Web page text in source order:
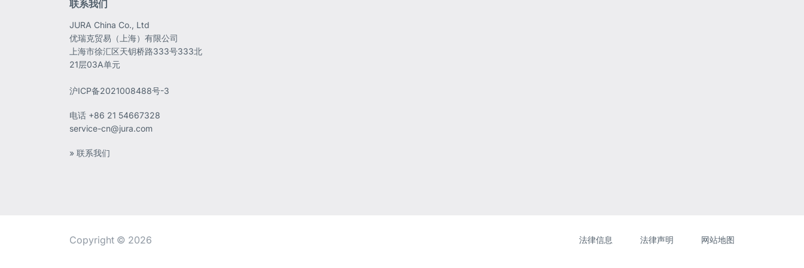
联系我们
JURA China Co., Ltd
优瑞克贸易（上海）有限公司
上海市徐汇区天钥桥路333号333北
21层03A单元
沪ICP备2021008488号-3
电话 +86 21 54667328
service-cn@jura.com
» 联系我们
网
[Website
法律信息 法律声明 网站地图
Copyright © 2026